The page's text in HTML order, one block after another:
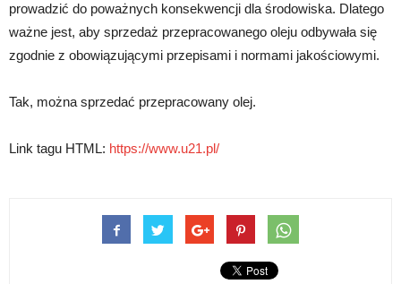
prowadzić do poważnych konsekwencji dla środowiska. Dlatego
ważne jest, aby sprzedaż przepracowanego oleju odbywała się
zgodnie z obowiązującymi przepisami i normami jakościowymi.
Tak, można sprzedać przepracowany olej.
Link tagu HTML: https://www.u21.pl/